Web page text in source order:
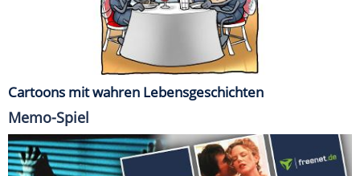
Cartoons mit wahren Lebensgeschichten
Memo-Spiel